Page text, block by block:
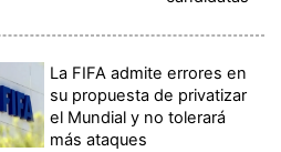
La FIFA admite errores en
su propuesta de privatizar
el Mundial y no tolerará
más ataques